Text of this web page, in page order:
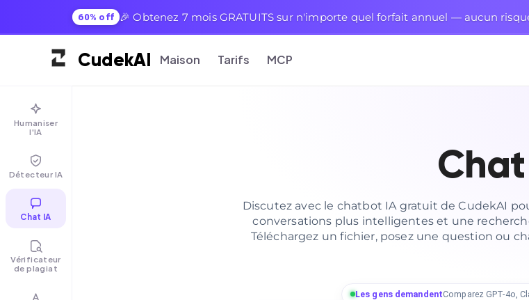
60% off 🎉 Obtenez 7 mois GRATUITS sur n'importe quel forfait annuel — aucun
CudekAI Maison Tarifs MCP
Humaniser
l'IA
Détecteur IA
Chat IA
Vérificateur
de plagiat
Chat
Discutez avec le chatbot IA gratuit de CudekAI
conversations plus intelligentes et une
Téléchargez un fichier, posez une question ou
Les gens demandentComparez GPT-4o,